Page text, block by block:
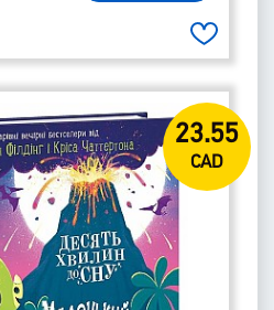
23.55
CAD